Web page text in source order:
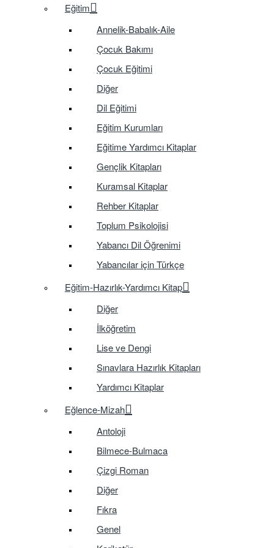
Eğitim
Annelik-Babalık-Aile
Çocuk Bakımı
Çocuk Eğitimi
Diğer
Dil Eğitimi
Eğitim Kurumları
Eğitime Yardımcı Kitaplar
Gençlik Kitapları
Kuramsal Kitaplar
Rehber Kitaplar
Toplum Psikolojisi
Yabancı Dil Öğrenimi
Yabancılar için Türkçe
Eğitim-Hazırlık-Yardımcı Kitap
Diğer
İlköğretim
Lise ve Dengi
Sınavlara Hazırlık Kitapları
Yardımcı Kitaplar
Eğlence-Mizah
Antoloji
Bilmece-Bulmaca
Çizgi Roman
Diğer
Fıkra
Genel